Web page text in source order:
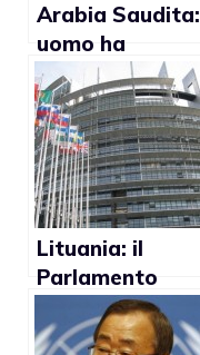
Arabia Saudita:
uomo ha
rischiato la vita
dopo aver
confessato la
propria
omosessualità
Lituania: il
Parlamento
Europeo contro
la proposta di